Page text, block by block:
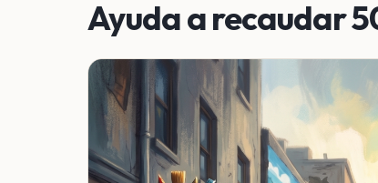
Ayuda a recaudar